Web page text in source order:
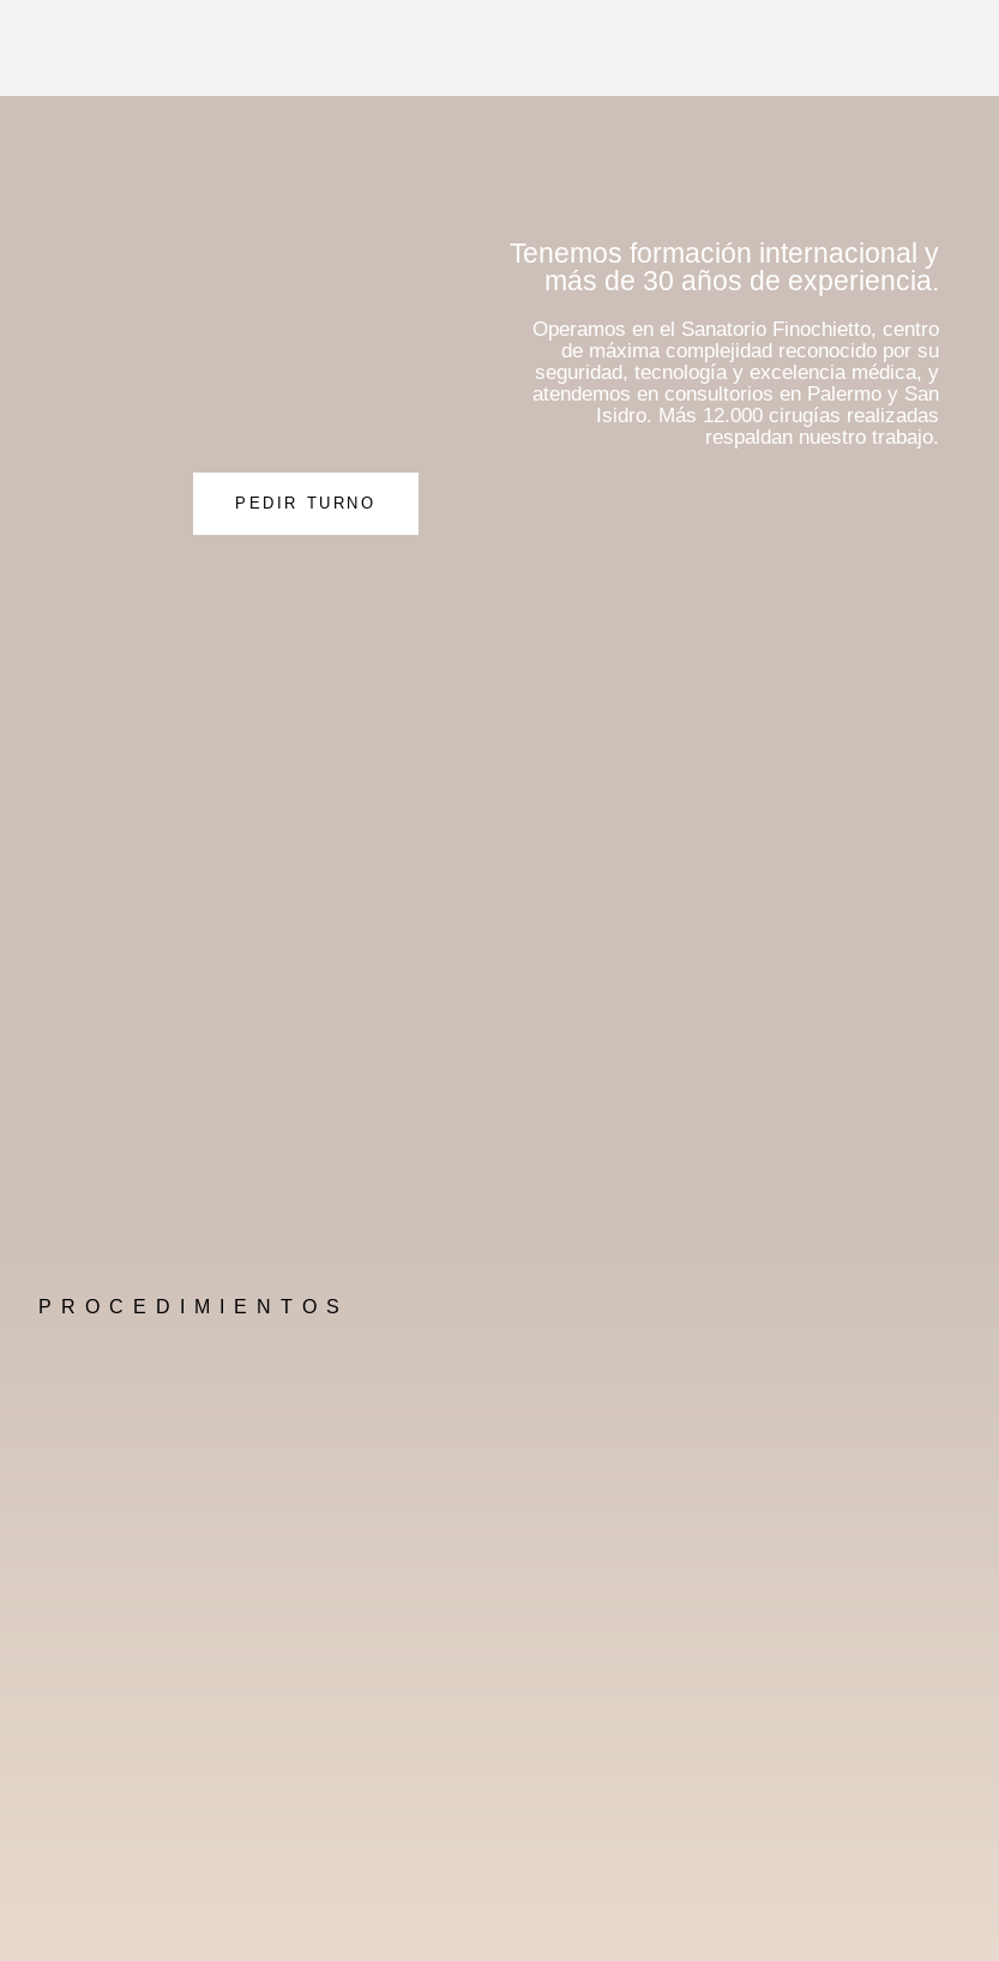
Tenemos formación internacional y
más de 30 años de experiencia.
Operamos en el Sanatorio Finochietto, centro
de máxima complejidad reconocido por su
seguridad, tecnología y excelencia médica, y
atendemos en consultorios en Palermo y San
Isidro. Más 12.000 cirugías realizadas
respaldan nuestro trabajo.
PEDIR TURNO
PROCEDIMIENTOS